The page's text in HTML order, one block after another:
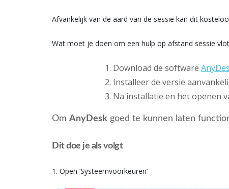
Afvankelijk van de aard van de sessie kan dit
Wat moet je doen om een hulp op afstand sessie
Download de software
Installeer de versie
Na installatie en het openen
Om AnyDesk goed te kunnen laten
Dit doe je als volgt
1. Open ‘Systeemvoorkeuren’